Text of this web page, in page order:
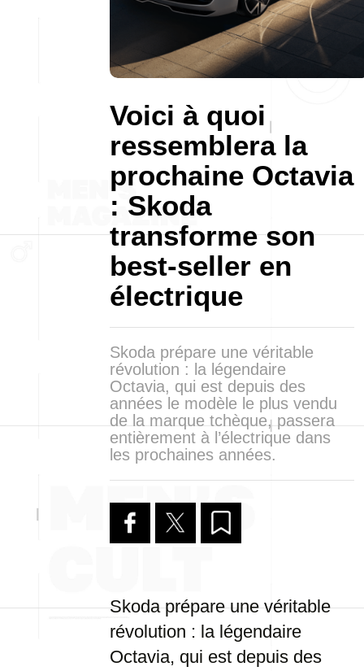
Voici à quoi
ressemblera la
prochaine Octavia
: Skoda
transforme son
best-seller en
électrique
Skoda prépare une véritable
révolution : la légendaire
Octavia, qui est depuis des
années le modèle le plus vendu
de la marque tchèque, passera
entièrement à l’électrique dans
les prochaines années.
Skoda prépare une véritable
révolution : la légendaire
Octavia, qui est depuis des